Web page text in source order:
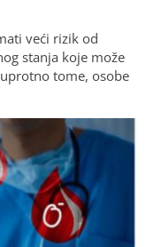
veći rizik od
stanja koje može
tome, osobe